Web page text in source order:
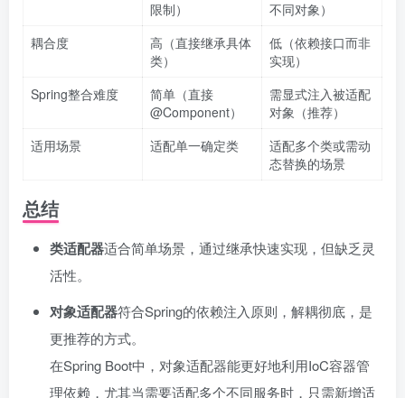
限制）
不同对象）
耦合度
高（直接继承具体
类）
低（依赖接口而非
实现）
Spring整合难度
简单（直接
@Component）
需显式注入被适配
对象（推荐）
适用场景
适配单一确定类
适配多个类或需动
态替换的场景
总结
类适配器适合简单场景，通过继承快速实现，但缺乏灵
活性。
对象适配器符合Spring的依赖注入原则，解耦彻底，是
更推荐的方式。
在Spring Boot中，对象适配器能更好地利用IoC容器管
理依赖，尤其当需要适配多个不同服务时，只需新增适